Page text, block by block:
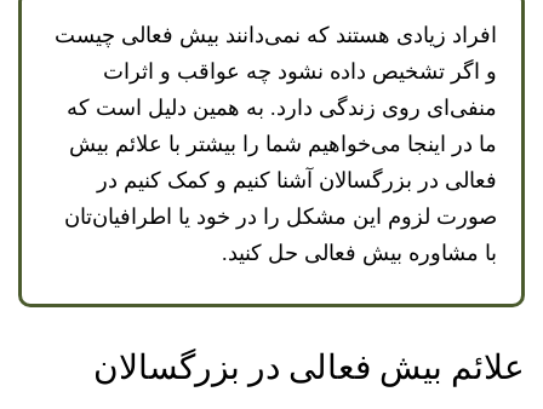
افراد زیادی هستند که نمی‌دانند بیش فعالی چیست
و اگر تشخیص داده نشود چه عواقب و اثرات
منفی‌ای روی زندگی دارد. به همین دلیل است که
ما در اینجا می‌خواهیم شما را بیشتر با علائم بیش
فعالی در بزرگسالان آشنا کنیم و کمک کنیم در
صورت لزوم این مشکل را در خود یا اطرافیان‌تان
با مشاوره بیش فعالی حل کنید.
علائم بیش فعالی در بزرگسالان